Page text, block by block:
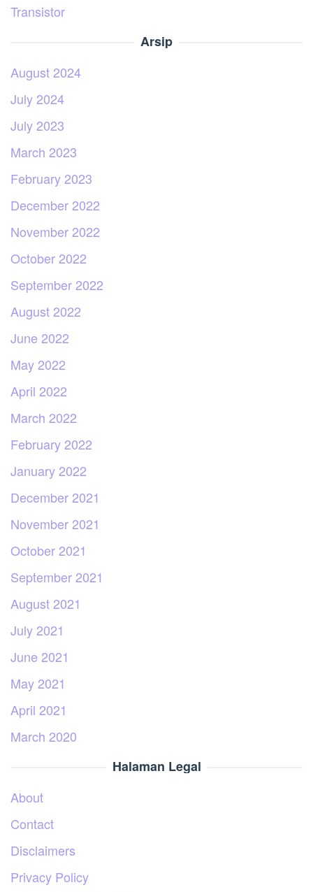
Transistor
Arsip
August 2024
July 2024
July 2023
March 2023
February 2023
December 2022
November 2022
October 2022
September 2022
August 2022
June 2022
May 2022
April 2022
March 2022
February 2022
January 2022
December 2021
November 2021
October 2021
September 2021
August 2021
July 2021
June 2021
May 2021
April 2021
March 2020
Halaman Legal
About
Contact
Disclaimers
Privacy Policy